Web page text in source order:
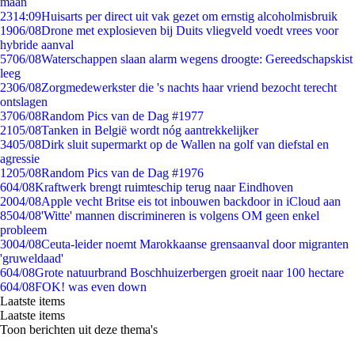
2314:09Huisarts per direct uit vak gezet om ernstig alcoholmisbruik
1906/08Drone met explosieven bij Duits vliegveld voedt vrees voor
hybride aanval
5706/08Waterschappen slaan alarm wegens droogte: Gereedschapskist
leeg
2306/08Zorgmedewerkster die 's nachts haar vriend bezocht terecht
ontslagen
3706/08Random Pics van de Dag #1977
2105/08Tanken in België wordt nóg aantrekkelijker
3405/08Dirk sluit supermarkt op de Wallen na golf van diefstal en
agressie
1205/08Random Pics van de Dag #1976
604/08Kraftwerk brengt ruimteschip terug naar Eindhoven
2004/08Apple vecht Britse eis tot inbouwen backdoor in iCloud aan
8504/08'Witte' mannen discrimineren is volgens OM geen enkel
probleem
3004/08Ceuta-leider noemt Marokkaanse grensaanval door migranten
'gruweldaad'
604/08Grote natuurbrand Boschhuizerbergen groeit naar 100 hectare
604/08FOK! was even down
Laatste items
Laatste items
Toon berichten uit deze thema's